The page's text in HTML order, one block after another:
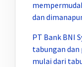
dan
PT Bank BNI
tabungan dan
mulai dari